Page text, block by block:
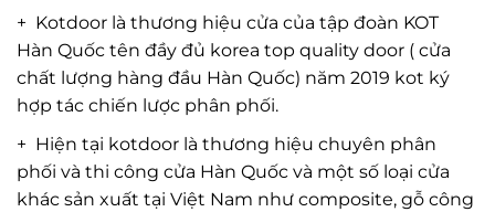
+ Kotdoor là thương hiệu cửa của tập đoàn KOT
Hàn Quốc tên đầy đủ korea top quality door ( cửa
chất lượng hàng đầu Hàn Quốc) năm 2019 kot ký
hợp tác chiến lược phân phối.
+ Hiện tại kotdoor là thương hiệu chuyên phân
phối và thi công cửa Hàn Quốc và một số loại cửa
khác sản xuất tại Việt Nam như composite, gỗ công